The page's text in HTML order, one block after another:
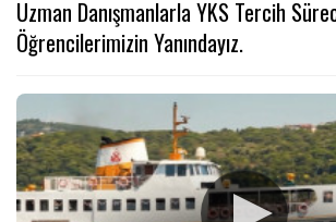
Uzman Danışmanlarla YKS Tercih
Öğrencilerimizin Yanındayız.